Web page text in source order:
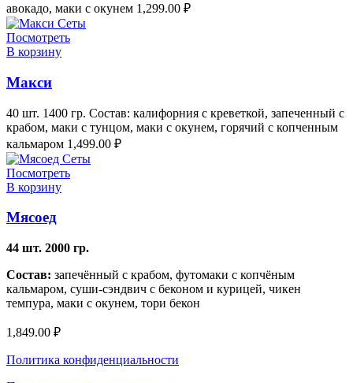
авокадо, маки с окунем 1,299.00 ₽
Посмотреть
В корзину
Макси
40 шт. 1400 гр. Состав: калифорния с креветкой, запеченный с
крабом, маки с тунцом, маки с окунем, горячий с копченным
кальмаром 1,499.00 ₽
Посмотреть
В корзину
Мясоед
44 шт. 2000 гр.
Состав: запечённый с крабом, футомаки с копчёным
кальмаром, суши-сэндвич с беконом и курицей, чикен
темпура, маки с окунем, тори бекон
1,849.00 ₽
Политика конфиденциальности